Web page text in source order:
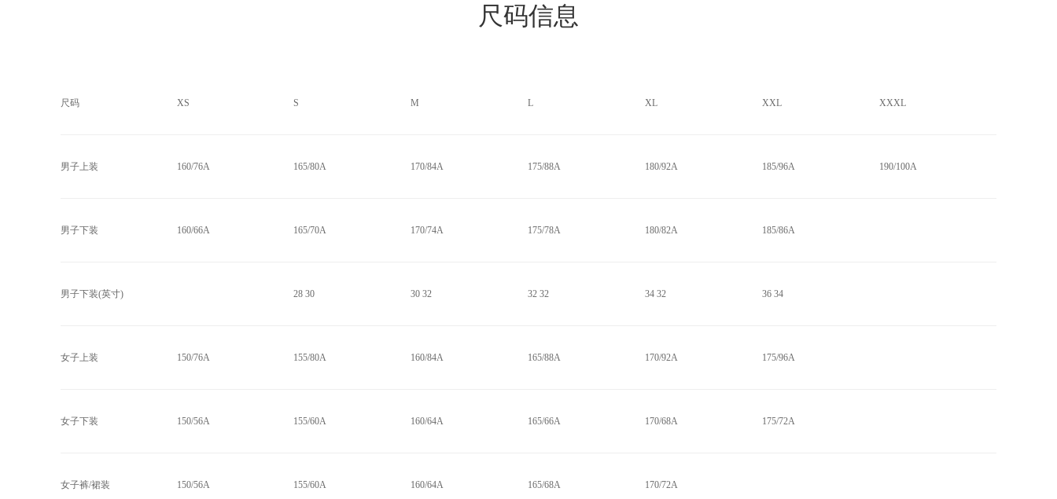
尺码信息
尺码 XS S M L XL XXL XXXL
男子上装 160/76A 165/80A 170/84A 175/88A 180/92A 185/96A 190/100A
男子下装 160/66A 165/70A 170/74A 175/78A 180/82A 185/86A
男子下装(英寸) 28 30 30 32 32 32 34 32 36 34
女子上装 150/76A 155/80A 160/84A 165/88A 170/92A 175/96A
女子下装 150/56A 155/60A 160/64A 165/66A 170/68A 175/72A
女子裤/裙装 150/56A 155/60A 160/64A 165/68A 170/72A